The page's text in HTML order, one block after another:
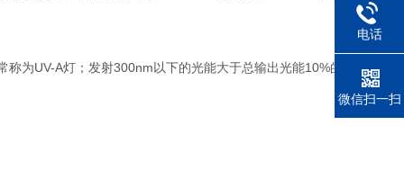
为UV-A灯；发射300nm以下的光能大于总输出光能10%的一
电话
微信扫一扫